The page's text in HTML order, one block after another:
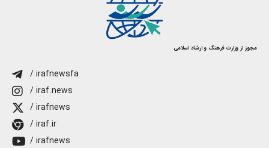
مجوز از وزارت فرهنگ و ارشاد اسلامی
/ irafnewsfa
/ iraf.news
/ irafnews
/ iraf.ir
/ irafnews